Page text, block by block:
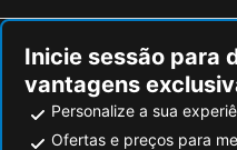
Inicie sessão para
vantagens
Personalize a sua
Ofertas e preços para